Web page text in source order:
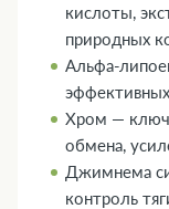
кислоты,
природных
Альфа-
Хром —
обмена,
Джимнема
контроль